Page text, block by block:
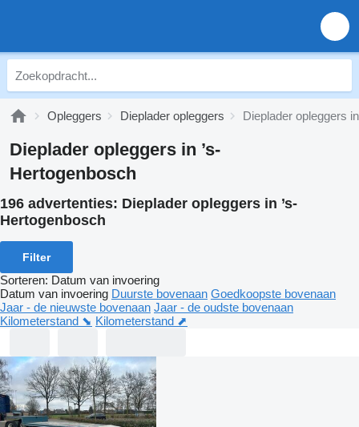
Opleggers Dieplader opleggers Dieplader opleggers
Dieplader opleggers in ’s-
Hertogenbosch
196 advertenties: Dieplader opleggers in ’s-
Hertogenbosch
Filter
Sorteren: Datum van invoering
Datum van invoering Duurste bovenaan Goedkoopste bovenaan
Jaar - de nieuwste bovenaan Jaar - de oudste bovenaan
Kilometerstand ⬊ Kilometerstand ⬈